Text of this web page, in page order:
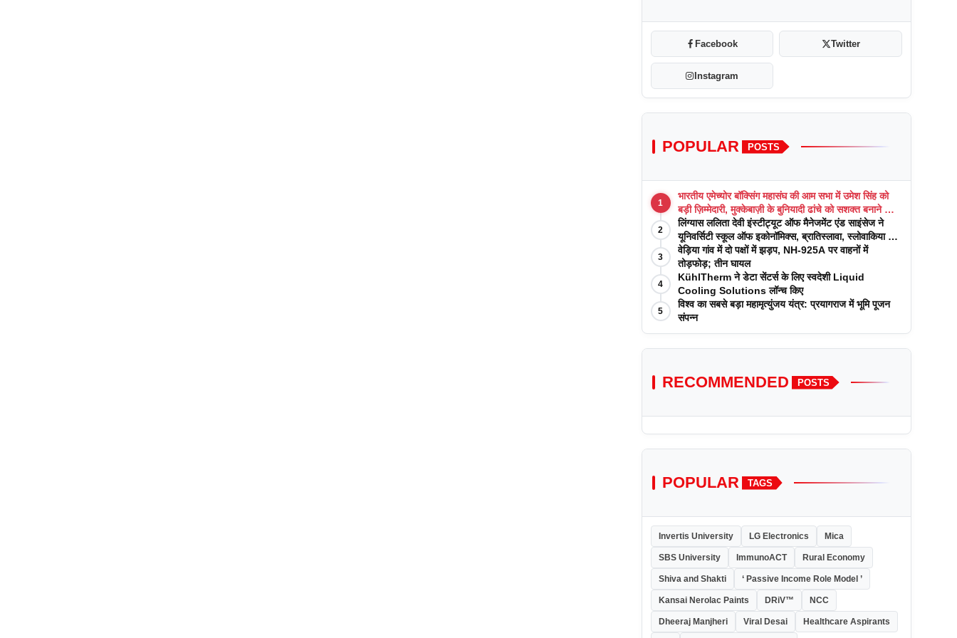
Facebook Twitter
Instagram
POPULAR POSTS
1
भारतीय एमेच्योर बॉक्सिंग महासंघ की आम सभा में उमेश सिंह को
बड़ी ज़िम्मेदारी, मुक्केबाज़ी के बुनियादी ढांचे को सशक्त बनाने का
वादा
2
लिंग्यास ललिता देवी इंस्टीट्यूट ऑफ मैनेजमेंट एंड साइंसेज ने
यूनिवर्सिटी स्कूल ऑफ इकोनॉमिक्स, ब्रातिस्लावा, स्लोवाकिया के
साथ अकादमिक पत्रिकाओं में प्रकाशन रणनीतियों पर एक
दिवसीय कार्यशाला का आयोजन किया
3
वेड़िया गांव में दो पक्षों में झड़प, NH-925A पर वाहनों में
तोड़फोड़; तीन घायल
4
KühlTherm ने डेटा सेंटर्स के लिए स्वदेशी Liquid
Cooling Solutions लॉन्च किए
5
विश्व का सबसे बड़ा महामृत्युंजय यंत्र: प्रयागराज में भूमि पूजन
संपन्न
RECOMMENDED POSTS
POPULAR TAGS
Invertis University LG Electronics Mica
SBS University ImmunoACT Rural Economy
Shiva and Shakti ‘ Passive Income Role Model ’
Kansai Nerolac Paints DRiV™ NCC
Dheeraj Manjheri Viral Desai Healthcare Aspirants